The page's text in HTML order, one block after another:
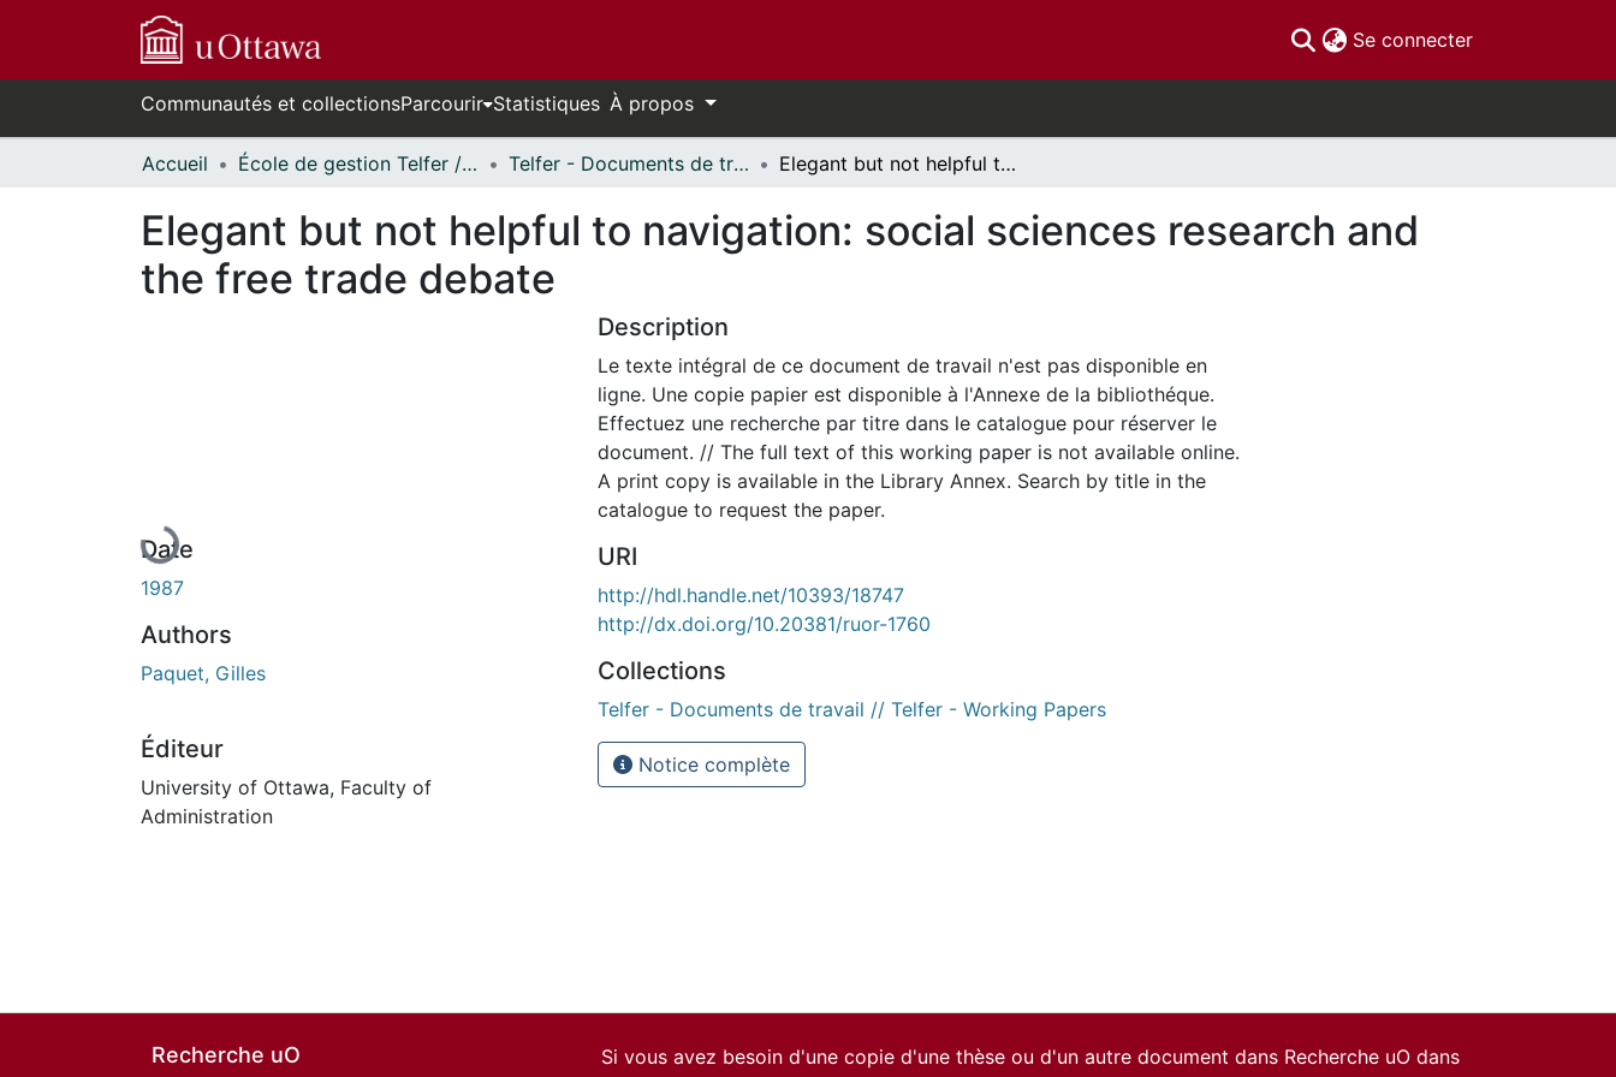
Se connecter(current)
Communautés et collectionsParcourir Statistiques À propos
Accueil École de gestion Telfer // Telfer School of Management Telfer - Documents de travail // Telfer - Working Papers Elegant but not helpful to navigation: social sciences research and the free trade debate
Elegant but not helpful to navigation: social sciences research and
the free trade debate
En cours de chargement...
Date
1987
Authors
Paquet, Gilles
Éditeur
University of Ottawa, Faculty of
Administration
Description
Le texte intégral de ce document de travail n'est pas disponible en
ligne. Une copie papier est disponible à l'Annexe de la bibliothéque.
Effectuez une recherche par titre dans le catalogue pour réserver le
document. // The full text of this working paper is not available online.
A print copy is available in the Library Annex. Search by title in the
catalogue to request the paper.
URI
http://hdl.handle.net/10393/18747
http://dx.doi.org/10.20381/ruor-1760
Collections
Telfer - Documents de travail // Telfer - Working Papers
Notice complète
Recherche uO
Si vous avez besoin d'une copie d'une thèse ou d'un autre document dans Recherche uO dans